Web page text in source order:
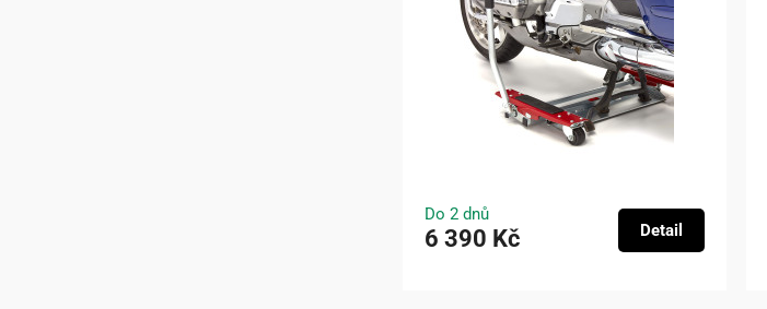
Do 2 dnů
6 390 Kč Detail